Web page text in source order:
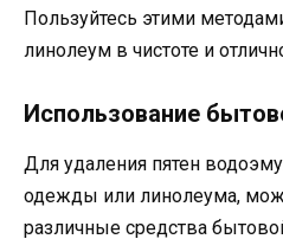
Пользуйтесь этими
линолеум в чистоте и
Использование
Для удаления пятен
одежды или линолеума,
различные средства